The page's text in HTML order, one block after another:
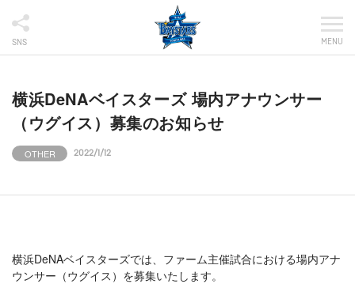
SNS MENU
横浜DeNAベイスターズ 場内アナウンサー
（ウグイス）募集のお知らせ
OTHER 2022/1/12
横浜DeNAベイスターズでは、ファーム主催試合における場内アナ
ウンサー（ウグイス）を募集いたします。